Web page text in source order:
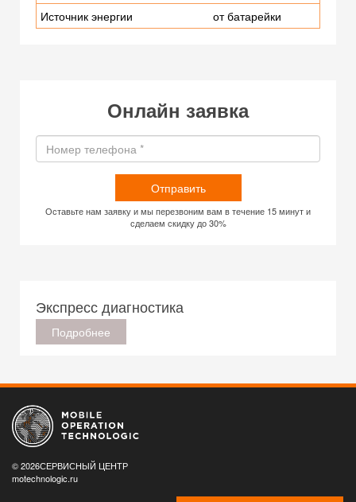
Источник энергии
от батарейки
Онлайн заявка
Отправить
Оставьте нам заявку и мы перезвоним вам в течение 15 минут и
сделаем скидку до 30%
Экспресс диагностика
Подробнее
© 2026СЕРВИСНЫЙ ЦЕНТР
motechnologic.ru